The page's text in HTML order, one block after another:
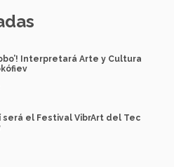
Interpretará Arte y Cultura
será el Festival VibrArt del Tec